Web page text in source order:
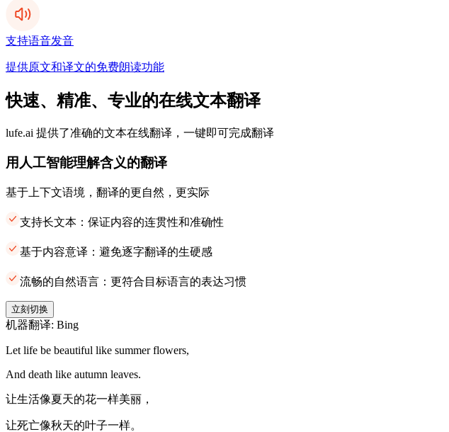
支持语音发音
提供原文和译文的免费朗读功能
快速、精准、专业的在线文本翻译
lufe.ai 提供了准确的文本在线翻译，一键即可完成翻译
用人工智能理解含义的翻译
基于上下文语境，翻译的更自然，更实际
支持长文本：保证内容的连贯性和准确性
基于内容意译：避免逐字翻译的生硬感
流畅的自然语言：更符合目标语言的表达习惯
立刻切换
机器翻译: Bing
Let life be beautiful like summer flowers,
And death like autumn leaves.
让生活像夏天的花一样美丽，
让死亡像秋天的叶子一样。